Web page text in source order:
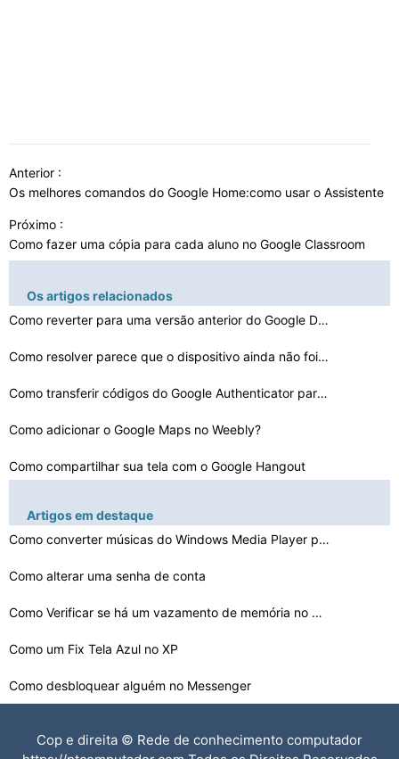
Anterior :
Os melhores comandos do Google Home:como usar o Assistente
Próximo :
Como fazer uma cópia para cada aluno no Google Classroom
Os artigos relacionados
Como reverter para uma versão anterior do Google Doc
Como resolver parece que o dispositivo ainda não foi c…
Como transferir códigos do Google Authenticator para u…
Como adicionar o Google Maps no Weebly?
Como compartilhar sua tela com o Google Hangout
Como salvar uma rota no Google Maps
Como baixar um álbum de fotos no Google Fotos
Como fazer uma rota personalizada no Google Maps
Artigos em destaque
Como converter músicas do Windows Media Player para o …
Como alterar uma senha de conta
Como Verificar se há um vazamento de memória no Windo…
Como um Fix Tela Azul no XP
Como desbloquear alguém no Messenger
Cop e direita © Rede de conhecimento computador